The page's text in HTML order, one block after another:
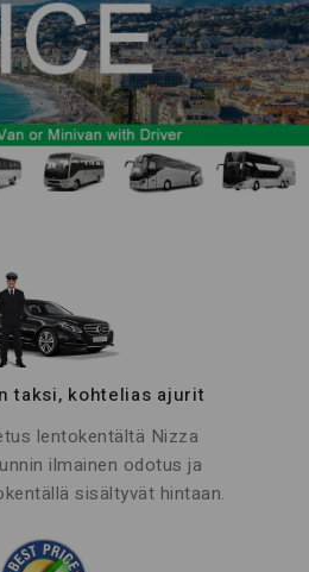
taksi, kohtelias ajurit
lentokentältä Nizza
ilmainen odotus ja
sisältyvät hintaan.